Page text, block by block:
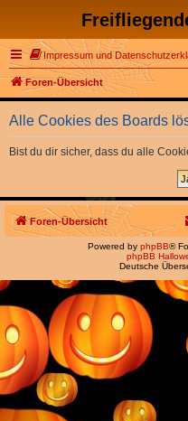
Impressum und
Foren-Übersicht
Alle Cookies des Boards
Bist du dir sicher, dass du alle
Foren-Übersicht
Powered by phpBB®
phpBB
Deutsche